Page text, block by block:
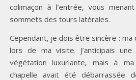
colimaçon à l’entrée, vous
sommets des tours latérales.
Cependant, je dois être sincère :
lors de ma visite. J’anticipais
végétation luxuriante, mais à
chapelle avait été débarrassée